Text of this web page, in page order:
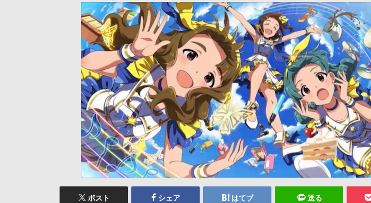
ポスト シェア はてブ 送る